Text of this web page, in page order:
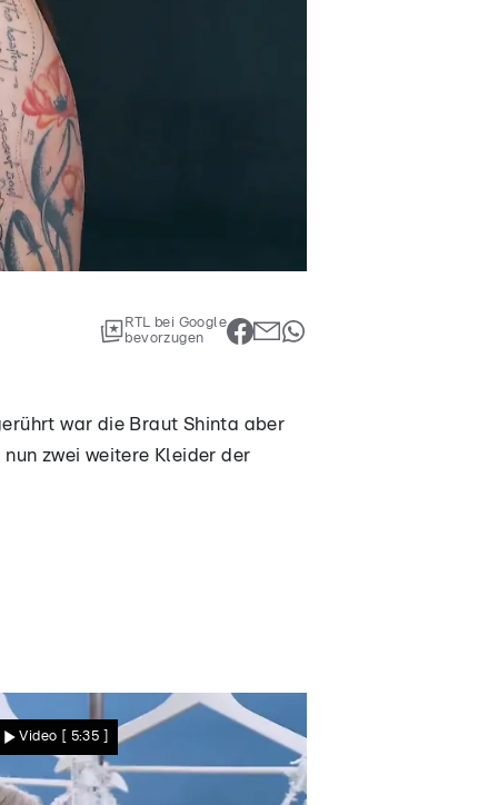
RTL bei Google
bevorzugen
war die Braut Shinta aber
zwei weitere Kleider der
Video [ 5:35 ]